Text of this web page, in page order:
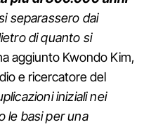
separassero dai
di quanto si
aggiunto Kwondo Kim,
e ricercatore del
iniziali nei
le basi per una